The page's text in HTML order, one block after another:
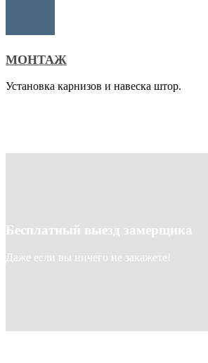
МОНТАЖ
Установка карнизов и навеска штор.
Бесплатный выезд замерщика
Даже если вы ничего не закажете!